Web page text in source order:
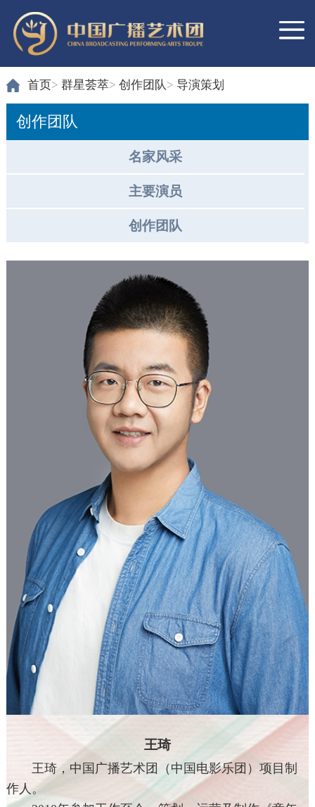
首页> 群星荟萃> 创作团队> 导演策划
创作团队
名家风采
主要演员
创作团队
王琦
王琦，中国广播艺术团（中国电影乐团）项目制
作人。